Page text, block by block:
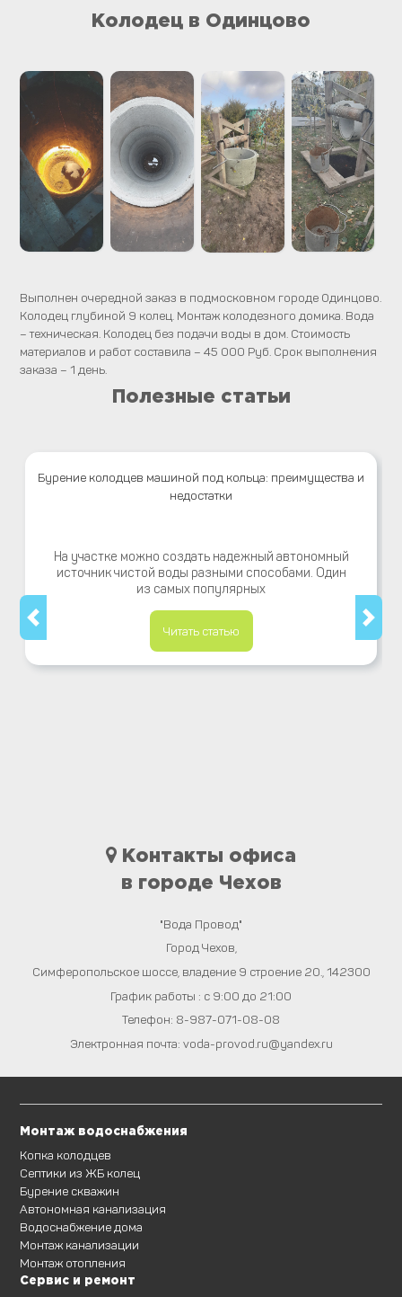
Колодец в Одинцово
Выполнен очередной заказ в подмосковном городе Одинцово.
Колодец глубиной 9 колец. Монтаж колодезного домика. Вода
– техническая. Колодец без подачи воды в дом. Стоимость
материалов и работ составила – 45 000 Руб. Срок выполнения
заказа – 1 день.
Полезные статьи
Бурение колодцев машиной под кольца: преимущества и
недостатки
На участке можно создать надежный автономный
источник чистой воды разными способами. Один
из самых популярных
Читать статью
Контакты офиса
в городе Чехов
"Вода Провод"
ГородЧехов,
Симферопольское шоссе, владение 9 строение 20. 142300
График работы : с 9:00 до 21:00
Телефон: 8-987-071-08-08
Электронная почта: voda-provod.ru@yandex.ru
Монтаж водоснабжения
Копка колодцев
Септики из ЖБ колец
Бурение скважин
Автономная канализация
Водоснабжение дома
Монтаж канализации
Монтаж отопления
Сервис и ремонт